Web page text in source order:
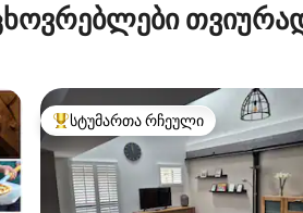
სტუმართა რჩეული მოწინავე
სტუმართა რჩეული